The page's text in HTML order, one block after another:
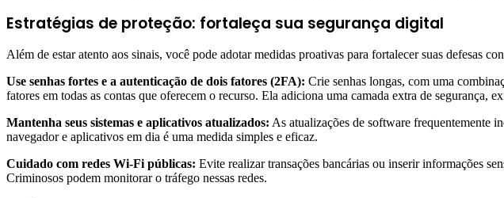
Estratégias de proteção: fortaleça sua segurança digital
Além de estar atento aos sinais, você pode adotar medidas proativas para fortalecer suas defesas
Use senhas fortes e a autenticação de dois fatores (2FA): Crie senhas longas, com uma
fatores em todas as contas que oferecem o recurso. Ela adiciona uma camada extra de
Mantenha seus sistemas e aplicativos atualizados: As atualizações de software frequentemente
navegador e aplicativos em dia é uma medida simples e eficaz.
Cuidado com redes Wi-Fi públicas: Evite realizar transações bancárias ou inserir informações
Criminosos podem monitorar o tráfego nessas redes.